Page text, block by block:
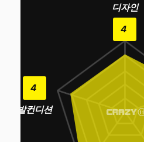
디자인
4
4
발컨디션